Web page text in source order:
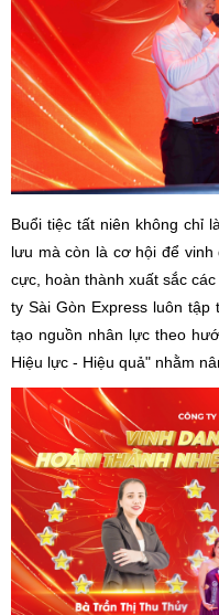
Buổi tiệc tất niên không chỉ
lưu mà còn là cơ hội để
cực, hoàn thành xuất sắc
ty Sài Gòn Express luôn
tạo nguồn nhân lực theo
Hiệu lực - Hiệu quả" nhằm